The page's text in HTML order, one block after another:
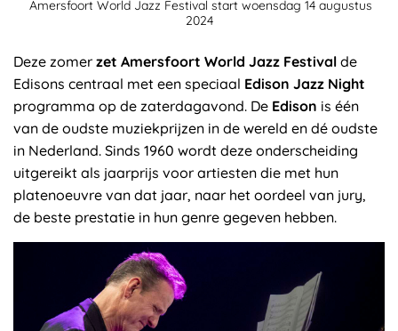
Amersfoort World Jazz Festival start woensdag 14 augustus
2024
Deze zomer zet Amersfoort World Jazz Festival de
Edisons centraal met een speciaal Edison Jazz Night
programma op de zaterdagavond. De Edison is één
van de oudste muziekprijzen in de wereld en dé oudste
in Nederland. Sinds 1960 wordt deze onderscheiding
uitgereikt als jaarprijs voor artiesten die met hun
platenoeuvre van dat jaar, naar het oordeel van jury,
de beste prestatie in hun genre gegeven hebben.